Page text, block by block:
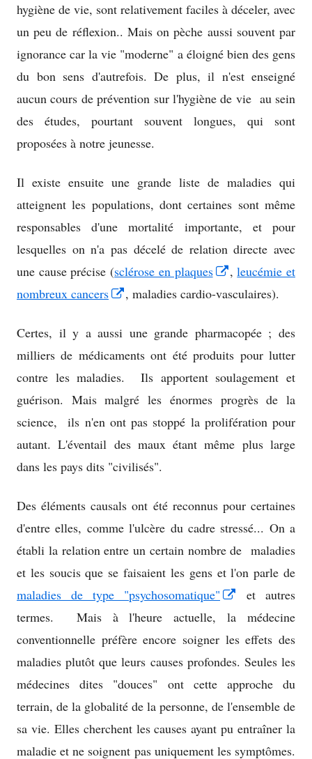
hygiène de vie, sont relativement faciles à déceler, avec
un peu de réflexion.. Mais on pèche aussi souvent par
ignorance car la vie "moderne" a éloigné bien des gens
du bon sens d'autrefois. De plus, il n'est enseigné
aucun cours de prévention sur l'hygiène de vie au sein
des études, pourtant souvent longues, qui sont
proposées à notre jeunesse.
Il existe ensuite une grande liste de maladies qui
atteignent les populations, dont certaines sont même
responsables d'une mortalité importante, et pour
lesquelles on n'a pas décelé de relation directe avec
une cause précise (sclérose en plaques
Opens
in
new
window
,leucémie et
nombreux cancers
Opens
a
new
window
, maladies cardio-vasculaires).
Certes, il y a aussi une grande pharmacopée ; des
milliers de médicaments ont été produits pour lutter
contre les maladies. Ils apportent soulagement et
guérison. Mais malgré les énormes progrès de la
science, ils n'en ont pas stoppé la prolifération pour
autant. L'éventail des maux étant même plus large
dans les pays dits "civilisés".
Des éléments causals ont été reconnus pour certaines
d'entre elles, comme l'ulcère du cadre stressé... On a
établi la relation entre un certain nombre de maladies
et les soucis que se faisaient les gens et l'on parle de
maladies de type "psychosomatique"
Opens
a
new
window
et autres
termes. Mais à l'heure actuelle, la médecine
conventionnelle préfère encore soigner les effets des
maladies plutôt que leurs causes profondes. Seules les
médecines dites "douces" ont cette approche du
terrain, de la globalité de la personne, de l'ensemble de
sa vie. Elles cherchent les causes ayant pu entraîner la
maladie et ne soignent pas uniquement les symptômes.